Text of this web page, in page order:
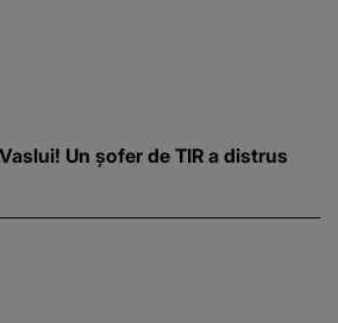
Un șofer de TIR a distrus